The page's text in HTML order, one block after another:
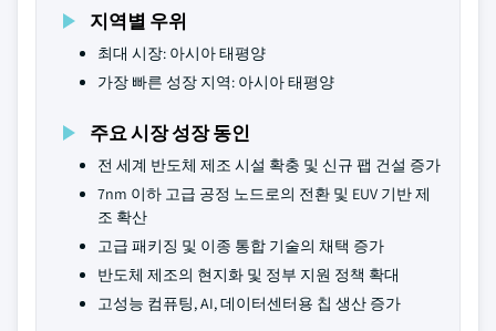
지역별 우위
최대 시장: 아시아 태평양
가장 빠른 성장 지역: 아시아 태평양
주요 시장 성장 동인
전 세계 반도체 제조 시설 확충 및 신규 팹 건설 증가
7nm 이하 고급 공정 노드로의 전환 및 EUV 기반 제
조 확산
고급 패키징 및 이종 통합 기술의 채택 증가
반도체 제조의 현지화 및 정부 지원 정책 확대
고성능 컴퓨팅, AI, 데이터센터용 칩 생산 증가